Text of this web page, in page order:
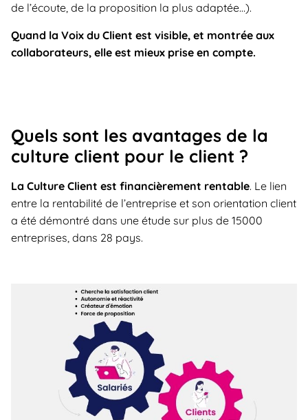
de l’écoute, de la proposition la plus adaptée…).
Quand la Voix du Client est visible, et montrée aux
collaborateurs, elle est mieux prise en compte.
Quels sont les avantages de la
culture client pour le client ?
La Culture Client est financièrement rentable. Le lien
entre la rentabilité de l’entreprise et son orientation client
a été démontré dans une étude sur plus de 15000
entreprises, dans 28 pays.